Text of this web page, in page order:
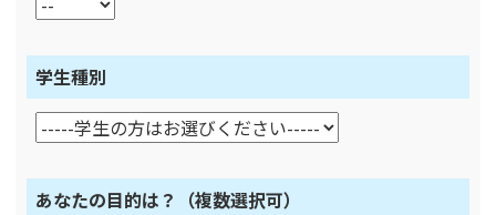
学生種別
あなたの目的は？
（複数選択可）